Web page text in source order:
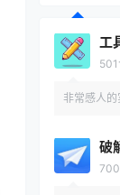
工
501
非常感人
破